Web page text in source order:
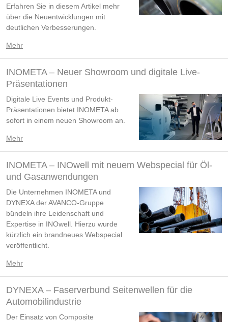
Erfahren Sie in diesem Artikel mehr
über die Neuentwicklungen mit
deutlichen Verbesserungen.
Mehr
INOMETA – Neuer Showroom und digitale Live-
Präsentationen
Digitale Live Events und Produkt-
Präsentationen bietet INOMETA ab
sofort in einem neuen Showroom an.
Mehr
INOMETA – INOwell mit neuem Webspecial für Öl-
und Gasanwendungen
Die Unternehmen INOMETA und
DYNEXA der AVANCO-Gruppe
bündeln ihre Leidenschaft und
Expertise in INOwell. Hierzu wurde
kürzlich ein brandneues Webspecial
veröffentlicht.
Mehr
DYNEXA – Faserverbund Seitenwellen für die
Automobilindustrie
Der Einsatz von Composite